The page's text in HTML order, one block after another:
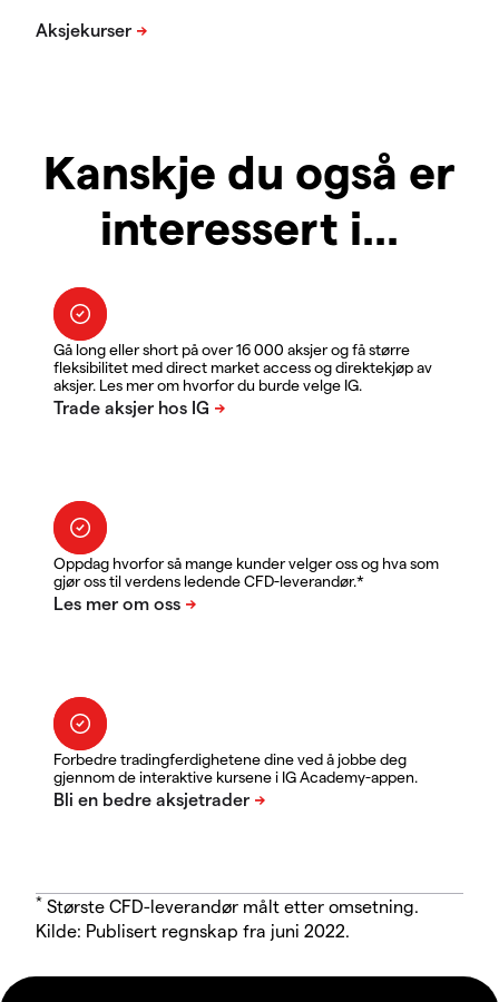
Kanskje du også er
interessert i...
Gå long eller short på over 16 000 aksjer og få større
fleksibilitet med direct market access og direktekjøp av
aksjer. Les mer om hvorfor du burde velge IG.
Oppdag hvorfor så mange kunder velger oss og hva som
gjør oss til verdens ledende CFD-leverandør.*
Forbedre tradingferdighetene dine ved å jobbe deg
gjennom de interaktive kursene i IG Academy-appen.
* Største CFD-leverandør målt etter omsetning.
Kilde: Publisert regnskap fra juni 2022.